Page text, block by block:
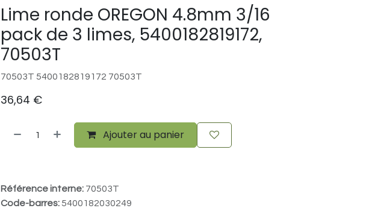
Lime ronde OREGON 4.8mm 3/16
pack de 3 limes, 5400182819172,
70503T
70503T 5400182819172 70503T
36,64 €
Ajouter au panier
Référence interne: 70503T
Code-barres:5400182030249